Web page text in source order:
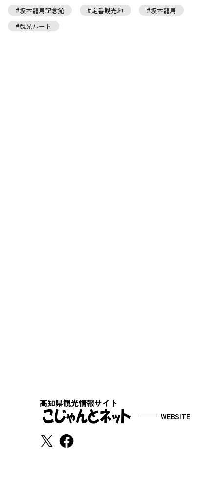
坂本龍馬記念館 定番観光地
坂本龍馬
観光ルート
高知県観光情報サイト
WEBSITE